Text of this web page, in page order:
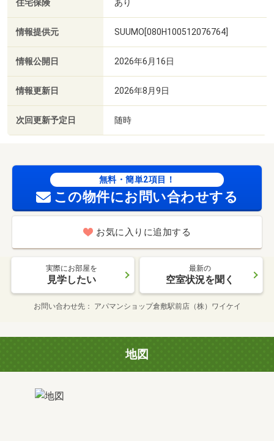
住宅保険 あり
情報提供元 SUUMO[080H100512076764]
情報公開日 2026年6月16日
情報更新日 2026年8月9日
次回更新予定日 随時
無料・簡単2項目！
この物件にお問い合わせする
お気に入りに追加する
実際にお部屋を
見学したい
最新の
空室状況を聞く
お問い合わせ先 アパマンショップ倉敷駅前店（株）ワイケイ
地図